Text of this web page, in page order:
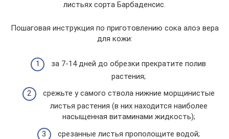
листьях сорта Барбаденсис.
Пошаговая инструкция по приготовлению сока алоэ вера
для кожи:
за 7-14 дней до обрезки прекратите полив
растения;
срежьте у самого ствола нижние морщинистые
листья растения (в них находится наиболее
насыщенная витаминами жидкость);
срезанные листья прополощите водой;